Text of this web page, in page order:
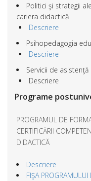
Politici şi strategii
cariera didactică
Descriere
Psihopedagogia
Descriere
Servicii de asistenţă
Descriere
Programe
PROGRAMUL DE
CERTIFICĂRII
DIDACTICĂ
Descriere
FIŞA